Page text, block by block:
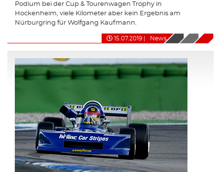
Podium bei der Cup & Tourenwagen Trophy in
Hockenheim, viele Kilometer aber kein Ergebnis am
Nürburgring für Wolfgang Kaufmann.
15.07.2019 News